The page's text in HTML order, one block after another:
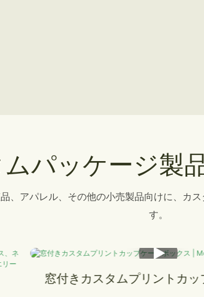
パッケージ製
、アパレル、その他の小売製品向けに、カ
す。
リング、ネックレス、イヤリ